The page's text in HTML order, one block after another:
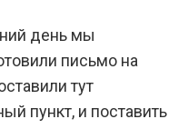
день мы
письмо на
тут
пункт, и поставить